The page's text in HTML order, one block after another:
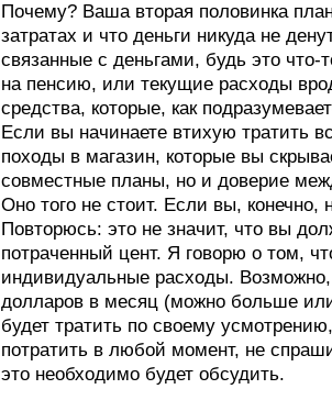
Почему? Ваша вторая половинка
затратах и что деньги никуда не
связанные с деньгами, будь это
на пенсию, или текущие расходы
средства, которые, как
Если вы начинаете втихую тратить
походы в магазин, которые вы
совместные планы, но и доверие
Оно того не стоит. Если вы, конечно,
Повторюсь: это не значит, что вы
потраченный цент. Я говорю о том,
индивидуальные расходы.
долларов в месяц (можно больше
будет тратить по своему
потратить в любой момент, не
это необходимо будет обсудить.